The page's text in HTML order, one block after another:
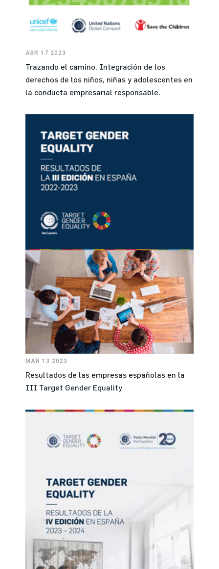
ABR 17 2023
Trazando el camino. Integración de los
derechos de los niños, niñas y adolescentes en
la conducta empresarial responsable.
MAR 13 2023
Resultados de las empresas españolas en la
III Target Gender Equality